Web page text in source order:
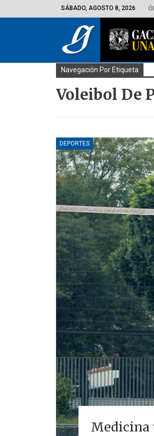
SÁBADO, AGOSTO 8, 2026
Navegación Por Etiqueta
Voleibol De
DEPORTES
Medicina